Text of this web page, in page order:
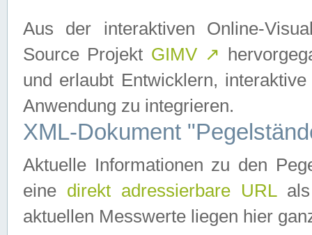
Aus der interaktiven Online-
Source Projekt GIMV ↗
und erlaubt Entwicklern,
Anwendung zu integrieren.
XML-Dokument
Aktuelle Informationen zu den
eine direkt adressierbare URLals
aktuellen Messwerte liegen hier